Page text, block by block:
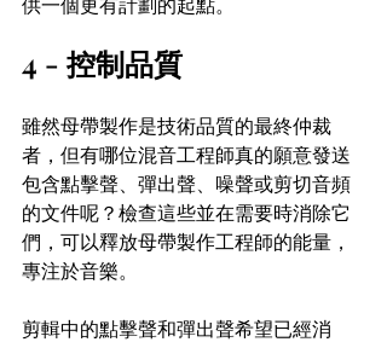
4 - 控制品質
雖然母帶製作是技術品質的最終仲裁
者，但有哪位混音工程師真的願意發送
包含點擊聲、彈出聲、噪聲或剪切音頻
的文件呢？檢查這些並在需要時消除它
們，可以釋放母帶製作工程師的能量，
專注於音樂。
剪輯中的點擊聲和彈出聲希望已經消